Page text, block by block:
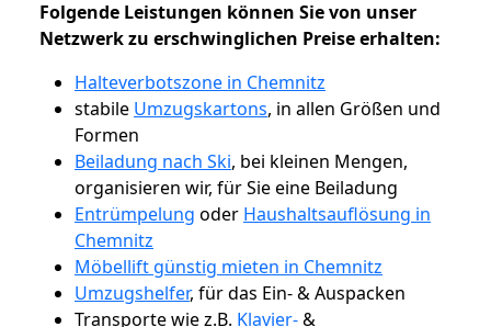
Folgende Leistungen können Sie von unser
Netzwerk zu erschwinglichen Preise erhalten:
Halteverbotszone in Chemnitz
stabile Umzugskartons, in allen Größen und
Formen
Beiladung nach Ski, bei kleinen Mengen,
organisieren wir, für Sie eine Beiladung
Entrümpelung oder Haushaltsauflösung in
Chemnitz
Möbellift günstig mieten in Chemnitz
Umzugshelfer, für das Ein- & Auspacken
Transporte wie z.B. Klavier-&